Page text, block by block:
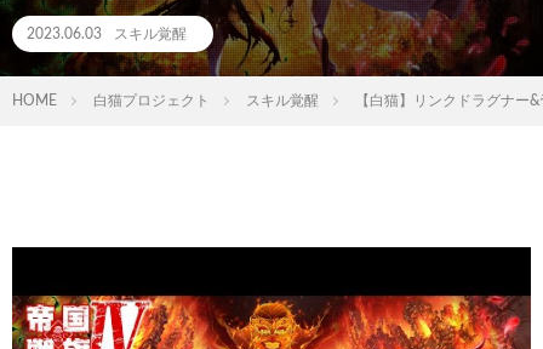
2023.06.03 スキル覚醒
HOME 白猫プロジェクト スキル覚醒 【白猫】リンクドラグナ